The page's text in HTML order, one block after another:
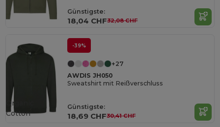
Günstigste:
18,04 CHF32,08 CHF
-39%
+27
AWDIS JH050
Sweatshirt mit Reißverschluss
Günstigste:
18,69 CHF30,41 CHF
Organic
Cotton